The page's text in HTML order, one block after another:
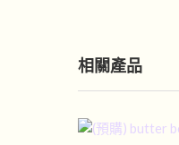
相關產品